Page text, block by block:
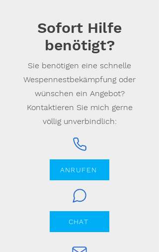
Sofort Hilfe
benötigt?
Sie benötigen eine schnelle
Wespennestbekämpfung oder
wünschen ein Angebot?
Kontaktieren Sie mich gerne
völlig unverbindlich:
ANRUFEN
CHAT